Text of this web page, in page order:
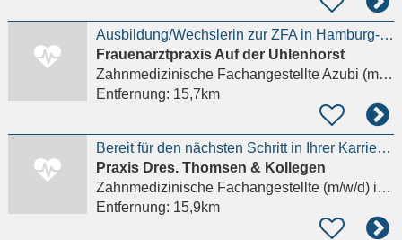
Ausbildung/Wechslerin zur ZFA in Hamburg-Uhlenhorst ab sofort
Frauenarztpraxis Auf der Uhlenhorst
Zahnmedizinische Fachangestellte Azubi (m/w/d)
Entfernung: 15,7km
Bereit für den nächsten Schritt in Ihrer Karriere? - Von der ZFA zur DH!
Praxis Dres. Thomsen & Kollegen
Zahnmedizinische Fachangestellte (m/w/d)in Hamburg
Entfernung: 15,9km